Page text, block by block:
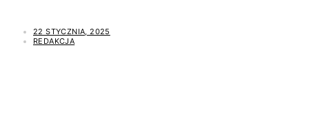
22 STYCZNIA, 2025
REDAKCJA